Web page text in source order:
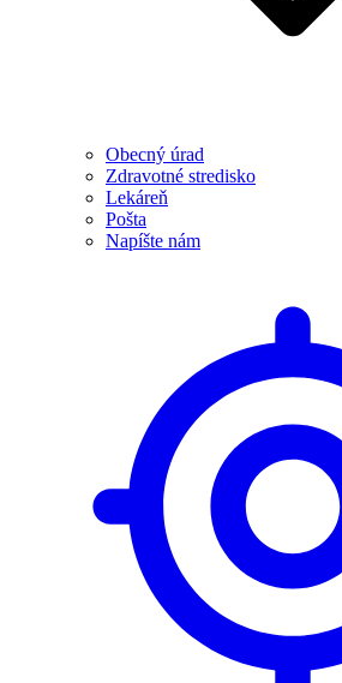
Obecný úrad
Zdravotné stredisko
Lekáreň
Pošta
Napíšte nám